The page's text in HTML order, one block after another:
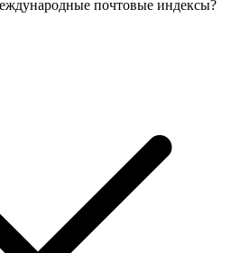
почтовые индексы?